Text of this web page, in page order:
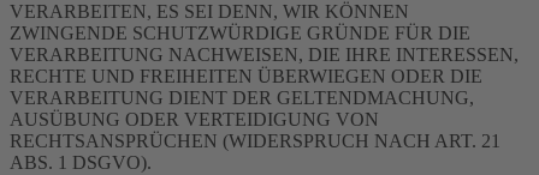
VERARBEITEN, ES SEI DENN, WIR KÖNNEN
ZWINGENDE SCHUTZWÜRDIGE GRÜNDE FÜR DIE
VERARBEITUNG NACHWEISEN, DIE IHRE INTERESSEN,
RECHTE UND FREIHEITEN ÜBERWIEGEN ODER DIE
VERARBEITUNG DIENT DER GELTENDMACHUNG,
AUSÜBUNG ODER VERTEIDIGUNG VON
RECHTSANSPRÜCHEN (WIDERSPRUCH NACH ART. 21
ABS. 1 DSGVO).